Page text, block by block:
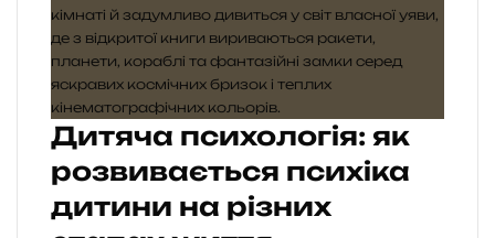
Дитяча психологія: як
розвивається психіка
дитини на різних